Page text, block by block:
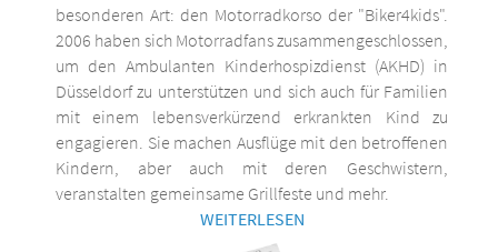
besonderen Art: den Motorradkorso der "Biker4kids".
2006 haben sich Motorradfans zusammengeschlossen,
um den Ambulanten Kinderhospizdienst (AKHD) in
Düsseldorf zu unterstützen und sich auch für Familien
mit einem lebensverkürzend erkrankten Kind zu
engagieren. Sie machen Ausflüge mit den betroffenen
Kindern, aber auch mit deren Geschwistern,
veranstalten gemeinsame Grillfeste und mehr.
WEITERLESEN